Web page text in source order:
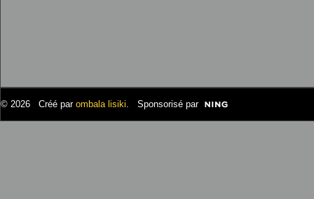
© 2026 Créé par ombala lisiki. Sponsorisé par